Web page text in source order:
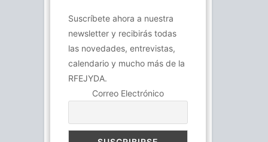
Suscríbete ahora a nuestra
newsletter y recibirás todas
las novedades, entrevistas,
calendario y mucho más de la
RFEJYDA.
Correo Electrónico